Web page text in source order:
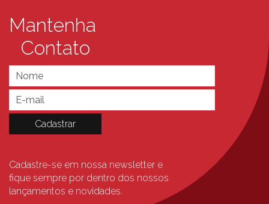
Mantenha
Contato
Cadastre-se em nossa newsletter e
fique sempre por dentro dos nossos
lançamentos e novidades.